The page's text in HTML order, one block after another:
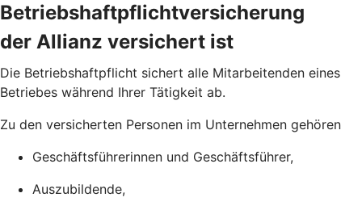
Betriebshaftpflichtversicherung
der Allianz versichert ist
Die Betriebs­haftpflicht sichert alle Mitarbeitenden eines
Betriebes während Ihrer Tätigkeit ab.
Zu den versicherten Personen im Unternehmen gehören
Geschäftsführerinnen und Geschäftsführer,
Auszubildende,